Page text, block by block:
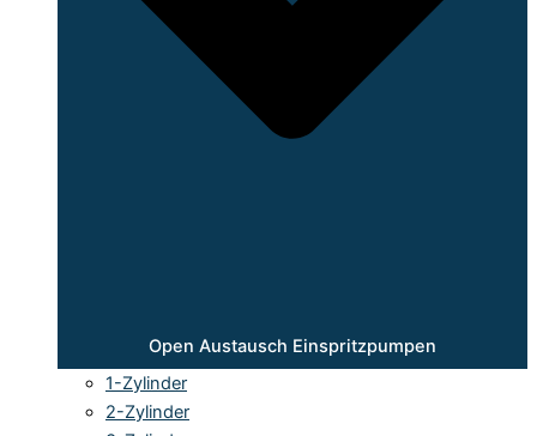
Open Austausch Einspritzpumpen
1-Zylinder
2-Zylinder